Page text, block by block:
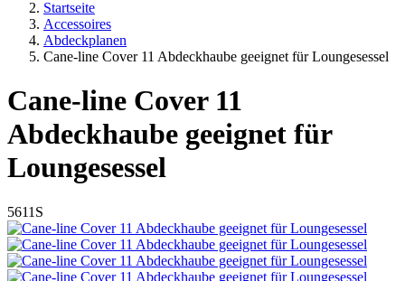
Startseite
Accessoires
Abdeckplanen
Cane-line Cover 11 Abdeckhaube geeignet für Loungesessel
Cane-line Cover 11
Abdeckhaube geeignet für
Loungesessel
5611S